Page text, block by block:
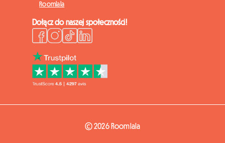
Roomlala
Dołącz do naszej społeczności!
© 2026 Roomlala